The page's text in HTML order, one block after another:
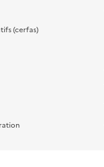
(cerfas)